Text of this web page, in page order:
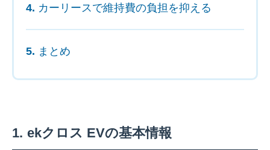
カーリースで維持費の負担を抑える
まとめ
ekクロス EVの基本情報